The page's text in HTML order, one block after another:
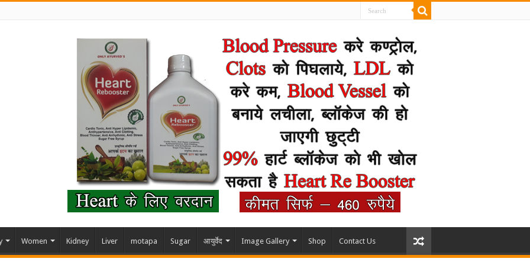
Women Kidney Liver motapa Sugar आयुर्वेद Image Gallery Shop Contact Us